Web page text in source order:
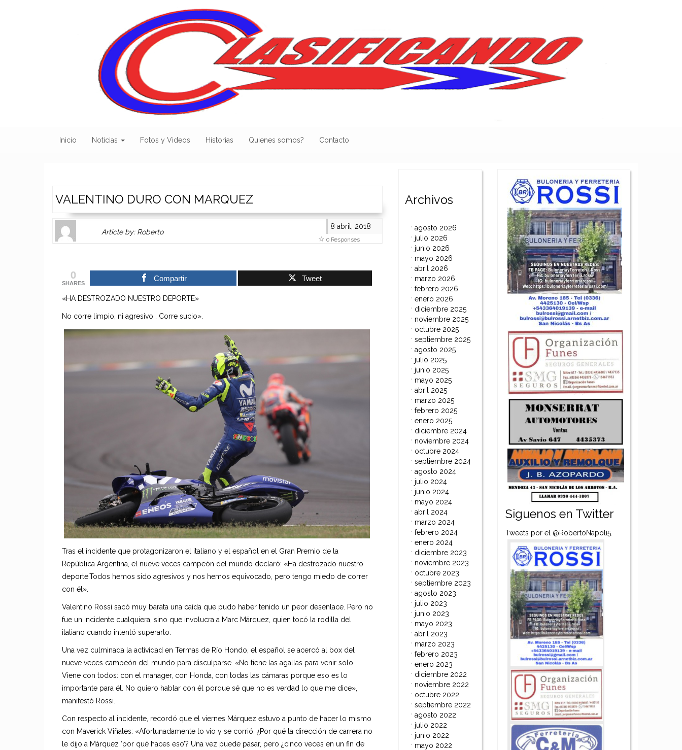
Inicio Noticias Fotos y Videos Historias Quienes somos? Contacto
VALENTINO DURO CON MARQUEZ
Author
Gravatar
Clickable
link
page.
Article by: Roberto
website
or
other
works.
8 abril, 2018
0 Responses
0
SHARES
Compartir Tweet
«HA DESTROZADO NUESTRO DEPORTE»
No corre limpio, ni agresivo… Corre sucio».
Tras el incidente que protagonizaron el italiano y el español en el Gran Premio de la
República Argentina, el nueve veces campeón del mundo declaró: «Ha destrozado nuestro
deporte.Todos hemos sido agresivos y nos hemos equivocado, pero tengo miedo de correr
con él».
Valentino Rossi sacó muy barata una caída que pudo haber tenido un peor desenlace. Pero no
fue un incidente cualquiera, sino que involucra a Marc Márquez, quien tocó la rodilla del
italiano cuando intentó superarlo.
Una vez culminada la actividad en Termas de Río Hondo, el español se acercó al box del
nueve veces campeón del mundo para disculparse. «No tiene las agallas para venir solo.
Viene con todos: con el manager, con Honda, con todas las cámaras porque eso es lo
importante para él. No quiero hablar con él porque sé que no es verdad lo que me dice»,
manifestó Rossi.
Con respecto al incidente, recordó que el viernes Márquez estuvo a punto de hacer lo mismo
con Maverick Viñales: «Afortunadamente lo vio y se corrió. ¿Por qué la dirección de carrera no
le dijo a Márquez ‘por qué haces eso’? Una vez puede pasar, pero ¿cinco veces en un fin de
Archivos
agosto 2026
julio 2026
junio 2026
mayo 2026
abril 2026
marzo 2026
febrero 2026
enero 2026
diciembre 2025
noviembre 2025
octubre 2025
septiembre 2025
agosto 2025
julio 2025
junio 2025
mayo 2025
abril 2025
marzo 2025
febrero 2025
enero 2025
diciembre 2024
noviembre 2024
octubre 2024
septiembre 2024
agosto 2024
julio 2024
junio 2024
mayo 2024
abril 2024
marzo 2024
febrero 2024
enero 2024
diciembre 2023
noviembre 2023
octubre 2023
septiembre 2023
agosto 2023
julio 2023
junio 2023
mayo 2023
abril 2023
marzo 2023
febrero 2023
enero 2023
diciembre 2022
noviembre 2022
octubre 2022
septiembre 2022
agosto 2022
julio 2022
junio 2022
mayo 2022
Siguenos en Twitter
Tweets por el @RobertoNapoli5.